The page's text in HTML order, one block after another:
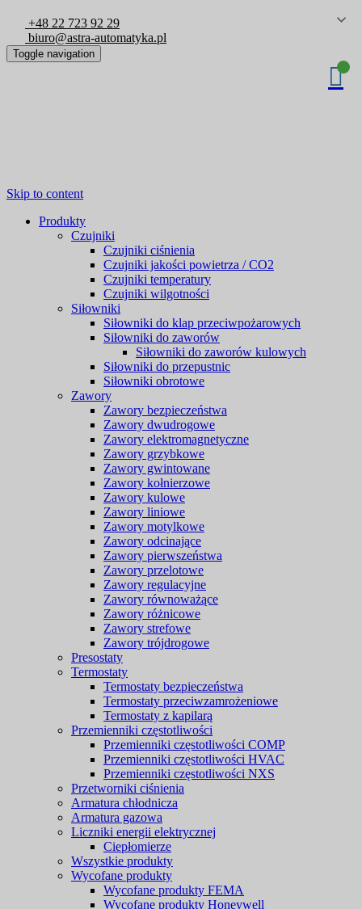
+48 22 723 92 29
biuro@astra-automatyka.pl
Toggle navigation
Skip to content
Produkty
Czujniki
Czujniki ciśnienia
Czujniki jakości powietrza / CO2
Czujniki temperatury
Czujniki wilgotności
Siłowniki
Siłowniki do klap przeciwpożarowych
Siłowniki do zaworów
Siłowniki do zaworów kulowych
Siłowniki do przepustnic
Siłowniki obrotowe
Zawory
Zawory bezpieczeństwa
Zawory dwudrogowe
Zawory elektromagnetyczne
Zawory grzybkowe
Zawory gwintowane
Zawory kołnierzowe
Zawory kulowe
Zawory liniowe
Zawory motylkowe
Zawory odcinające
Zawory pierwszeństwa
Zawory przelotowe
Zawory regulacyjne
Zawory równoważące
Zawory różnicowe
Zawory strefowe
Zawory trójdrogowe
Presostaty
Termostaty
Termostaty bezpieczeństwa
Termostaty przeciwzamrożeniowe
Termostaty z kapilarą
Przemienniki częstotliwości
Przemienniki częstotliwości COMP
Przemienniki częstotliwości HVAC
Przemienniki częstotliwości NXS
Przetworniki ciśnienia
Armatura chłodnicza
Armatura gazowa
Liczniki energii elektrycznej
Ciepłomierze
Wszystkie produkty
Wycofane produkty
Wycofane produkty FEMA
Wycofane produkty Honeywell